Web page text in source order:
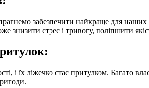
забезпечити найкраще для
знизити стрес і тривогу, поліпшити
і їх ліжечко стає притулком. Багато